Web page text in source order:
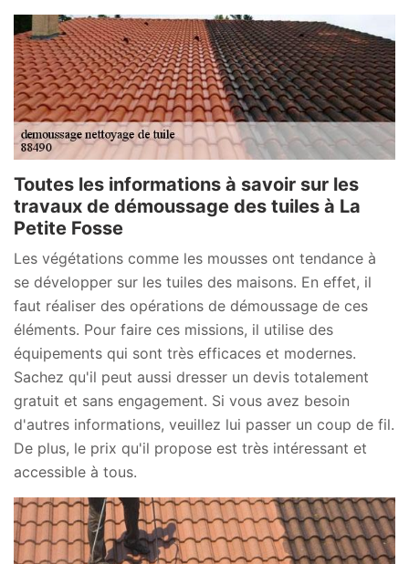
Toutes les informations à savoir sur les
travaux de démoussage des tuiles à La
Petite Fosse
Les végétations comme les mousses ont tendance à
se développer sur les tuiles des maisons. En effet, il
faut réaliser des opérations de démoussage de ces
éléments. Pour faire ces missions, il utilise des
équipements qui sont très efficaces et modernes.
Sachez qu'il peut aussi dresser un devis totalement
gratuit et sans engagement. Si vous avez besoin
d'autres informations, veuillez lui passer un coup de fil.
De plus, le prix qu'il propose est très intéressant et
accessible à tous.